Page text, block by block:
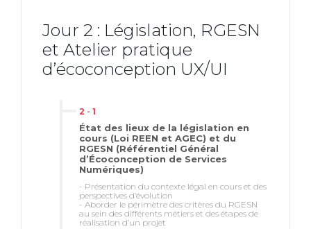
modalités et des supports pédagogiques
ou les aides humaines pertinentes.
handicap.training@ux-republic.com
94 90 70
Jour 2 : Législation, RGESN
et Atelier pratique
d’écoconception UX/UI
2 - 1
État des lieux de la législation en
cours (Loi REEN et AGEC) et du
RGESN (Référentiel Général
d’Écoconception de Services
Numériques)
- Présentation du contexte légal en cours et des
perspectives d’évolution
- Aborder le périmètre des critères du RGESN
au sein des différents métiers et des étapes de
réalisation d’un projet